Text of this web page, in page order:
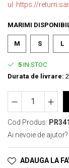
ul https://
MARIMI
M S L
5 IN STOC
Durata de livrare:
Cod Produs:
Ai nevoie de ajutor?
ADAUGA LA